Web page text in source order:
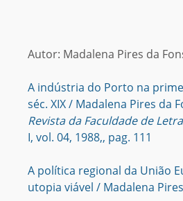
Autor: Madalena Pires da
A indústria do Porto na
séc. XIX / Madalena Pires da
Revista da Faculdade de
I, vol. 04, 1988,, pag. 111
A política regional da União
utopia viável / Madalena